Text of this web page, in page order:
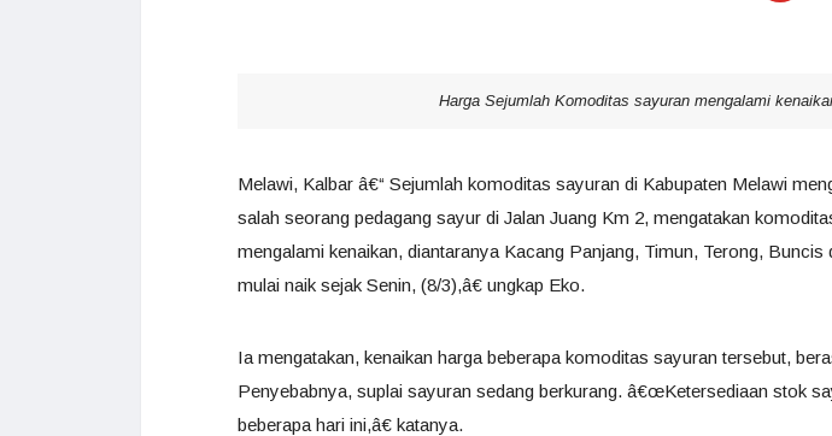
Harga Sejumlah Komoditas sayuran mengalami
Melawi, Kalbar â€“ Sejumlah komoditas sayuran di Kabupaten Melawi
salah seorang pedagang sayur di Jalan Juang Km 2, mengatakan
mengalami kenaikan, diantaranya Kacang Panjang, Timun, Terong,
mulai naik sejak Senin, (8/3),â€ ungkap Eko.
Ia mengatakan, kenaikan harga beberapa komoditas sayuran tersebut,
Penyebabnya, suplai sayuran sedang berkurang. â€œKetersediaan stok
beberapa hari ini,â€ katanya.